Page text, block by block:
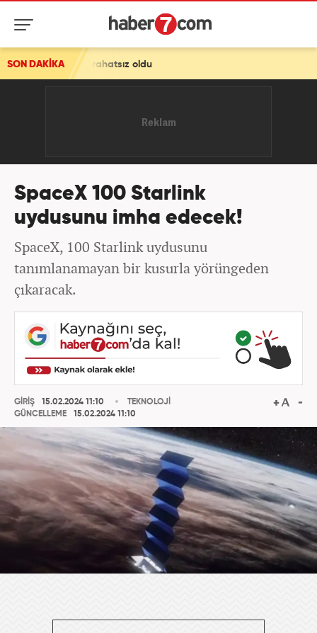
SON DAKİKA
rahatsız oldu
SpaceX 100 Starlink
uydusunu imha edecek!
SpaceX, 100 Starlink uydusunu
tanımlanamayan bir kusurla yörüngeden
çıkaracak.
GİRİŞ
15.02.2024 11:10
GÜNCELLEME
15.02.2024 11:10
TEKNOLOJİ